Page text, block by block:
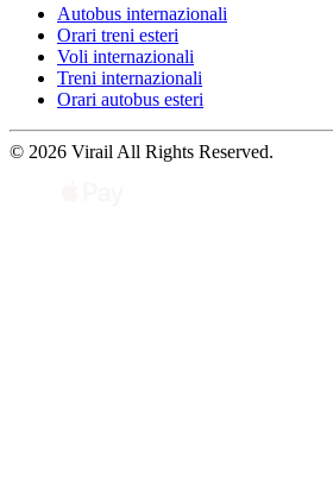
Autobus internazionali
Orari treni esteri
Voli internazionali
Treni internazionali
Orari autobus esteri
© 2026 Virail All Rights Reserved.